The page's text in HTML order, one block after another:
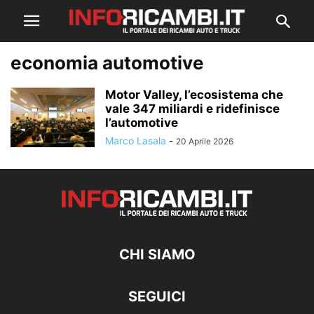
economia automotive
Motor Valley, l’ecosistema che
vale 347 miliardi e ridefinisce
l’automotive
Marco Lasala - 20 Aprile 2026
CHI SIAMO
SEGUICI